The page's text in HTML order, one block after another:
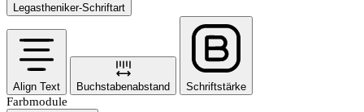
Legastheniker-Schriftart
Align Text Buchstabenabstand Schriftstärke
Farbmodule